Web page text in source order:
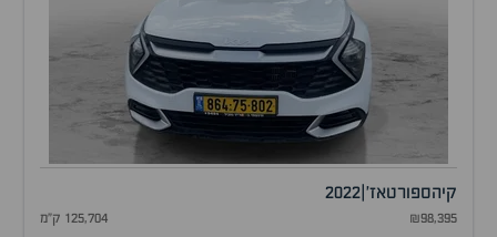
קיהספורטאז' 2022
₪98,395 125,704 ק"מ